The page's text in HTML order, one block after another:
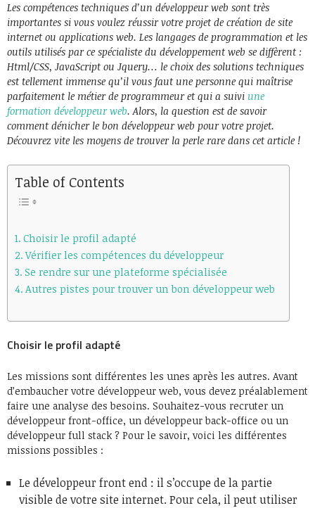
Les compétences techniques d’un développeur web sont très
importantes si vous voulez réussir votre projet de création de site
internet ou applications web. Les langages de programmation et les
outils utilisés par ce spécialiste du développement web se diffèrent :
Html/CSS, JavaScript ou Jquery… le choix des solutions techniques
est tellement immense qu’il vous faut une personne qui maîtrise
parfaitement le métier de programmeur et qui a suivi une
formation développeur web. Alors, la question est de savoir
comment dénicher le bon développeur web pour votre projet.
Découvrez vite les moyens de trouver la perle rare dans cet article !
Table of Contents
Choisir le profil adapté
Vérifier les compétences du développeur
Se rendre sur une plateforme spécialisée
Autres pistes pour trouver un bon développeur web
Choisir le profil adapté
Les missions sont différentes les unes après les autres. Avant
d’embaucher votre développeur web, vous devez préalablement
faire une analyse des besoins. Souhaitez-vous recruter un
développeur front-office, un développeur back-office ou un
développeur full stack ? Pour le savoir, voici les différentes
missions possibles :
Le développeur front end : il s’occupe de la partie
visible de votre site internet. Pour cela, il peut utiliser